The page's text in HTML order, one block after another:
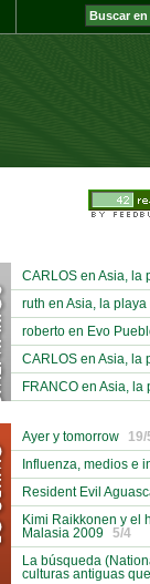
CARLOS en Asia, la
ruth en Asia, la
roberto en Evo
CARLOS en Asia, la
FRANCO en Asia, la
Ayer y tomorrow
19/
Influenza, medios e
Resident Evil
Kimi Raikkonen y el
Malasia 2009
5/4
La búsqueda
culturas antiguas